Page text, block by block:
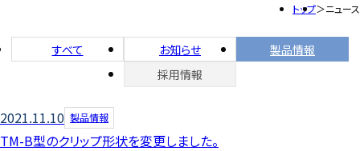
トップ ニュース
すべて お知らせ
製品情報
採用情報
2021.11.10 製品情報
TM-B型のクリップ形状を変更しました。